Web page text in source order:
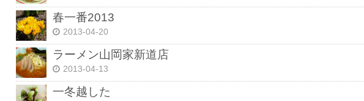
春一番2013
2013-04-20
ラーメン山岡家新道店
2013-04-13
一冬越した